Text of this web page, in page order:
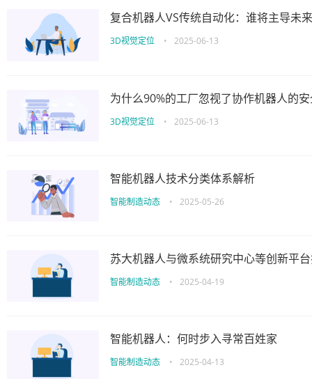
复合机器人VS传统自动化：谁将主导未
3D视觉定位 • 2025-06-13
为什么90%的工厂忽视了协作机器人的
3D视觉定位 • 2025-06-13
智能机器人技术分类体系解析
智能制造动态 • 2025-05-26
苏大机器人与微系统研究中心等创新平
智能制造动态 • 2025-04-19
智能机器人：何时步入寻常百姓家
智能制造动态 • 2025-04-13